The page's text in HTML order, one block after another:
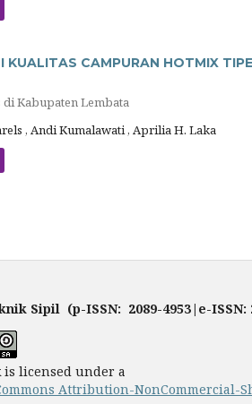
KUALITAS CAMPURAN HOTMIX
di Kabupaten Lembata
, Andi Kumalawati , Aprilia H. Laka
Sipil (p-ISSN: 2089-4953|e-ISSN:
licensed under a
Attribution-NonCommercial-